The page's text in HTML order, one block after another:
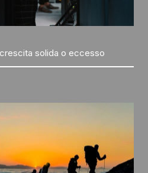
solida o eccesso